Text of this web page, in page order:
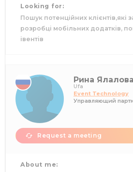
Looking for:
Пошук потенційних клієнтів,які
розробці мобільних додатків,
івентів
Рина Ялалова
Ufa
Event Technology
Управляющий
Request a meeting
About me: